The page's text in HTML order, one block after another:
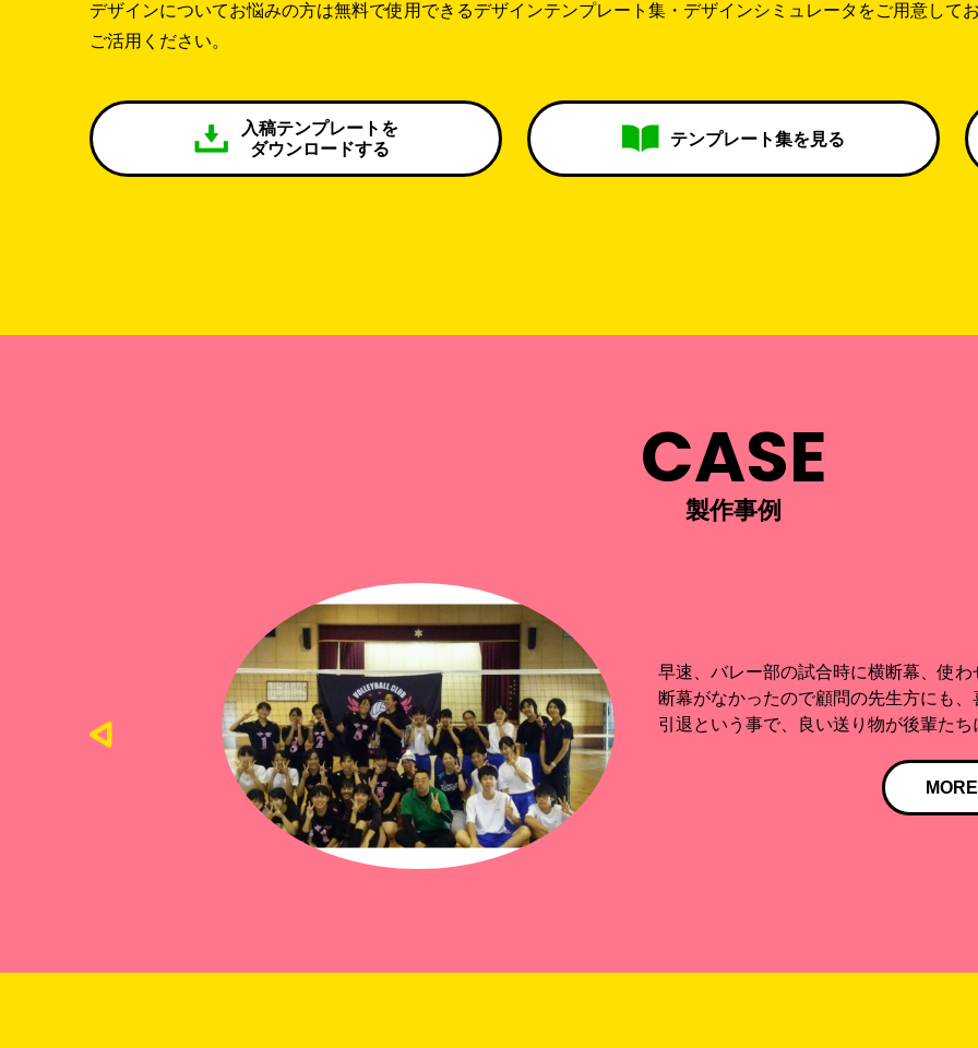
デザインについてお悩みの方は無料で使用できるデザインテンプレート集・デザインシミュレータをご用意してお
ご活用ください。
入稿テンプレートを
ダウンロードする
テンプレート集を見る
CASE
製作事例
今日無事に届きました！ 光沢感も加わ
も岡田さんのお陰で良いものが作れま
た！
MORE